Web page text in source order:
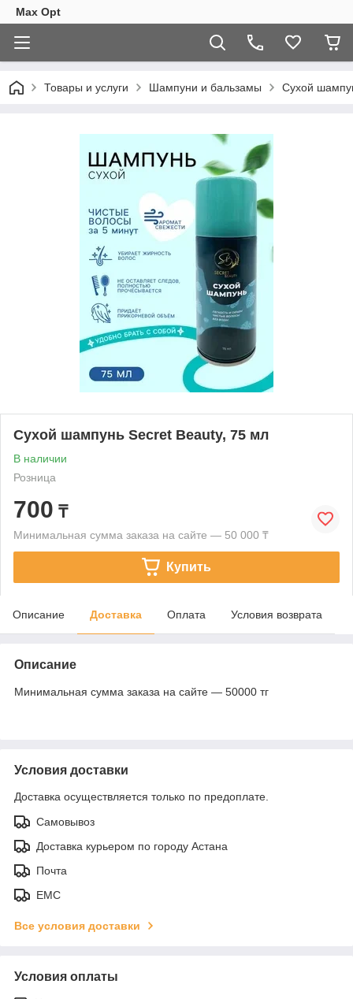
Max Opt
Товары и услуги Шампуни и бальзамы Сухой
Сухой шампунь Secret Beauty, 75 мл
В наличии
Розница
700 ₸
Минимальная сумма заказа на сайте — 50 000 ₸
Купить
Описание Доставка Оплата Условия возврата
Описание
Минимальная сумма заказа на сайте — 50000 тг
Условия доставки
Доставка осуществляется только по предоплате.
Самовывоз
Доставка курьером по городу Астана
Почта
ЕМС
Все условия доставки
Условия оплаты